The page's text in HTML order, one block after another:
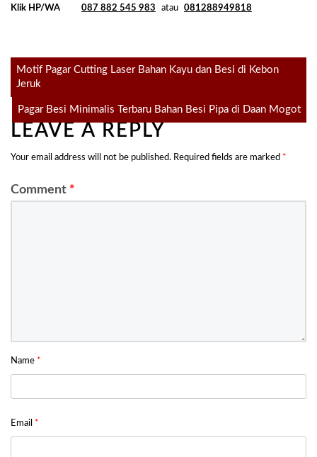
Klik HP/WA
087 882 545 983 atau 081288949818
Post
navigation
Motif Pagar Cutting Laser Bahan Kayu dan Besi di Kebon
Jeruk
Pagar Besi Minimalis Terbaru Bahan Besi Pipa di Daan Mogot
LEAVE A REPLY
Your email address will not be published. Required fields are marked *
Comment *
Name *
Email *